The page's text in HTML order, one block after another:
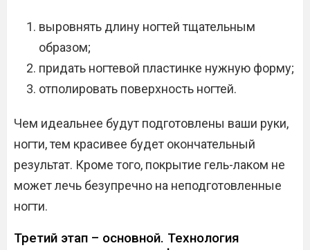
выровнять длину ногтей тщательным
образом;
придать ногтевой пластинке нужную форму;
отполировать поверхность ногтей.
Чем идеальнее будут подготовлены ваши руки,
ногти, тем красивее будет окончательный
результат. Кроме того, покрытие гель-лаком не
может лечь безупречно на неподготовленные
ногти.
Третий этап – основной. Технология